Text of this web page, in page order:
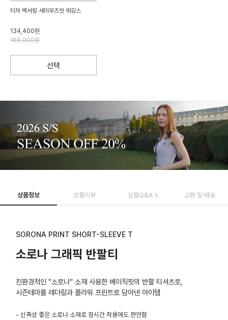
티챠 백셔링 세미부츠컷 레깅스
134,400원
168,000원
선택
상품정보 상품리뷰 상품Q&A 0 교환 및 배송
SORONA PRINT SHORT-SLEEVE T
소로나 그래픽 반팔티
친환경적인 "소로나" 소재 사용한 베이직핏의 반팔 티셔츠로,
시즌테마를 레더링과 플라워 프린트로 담아낸 아이템
- 신축성 좋은 소로나 소재로 장시간 착용에도 편안함